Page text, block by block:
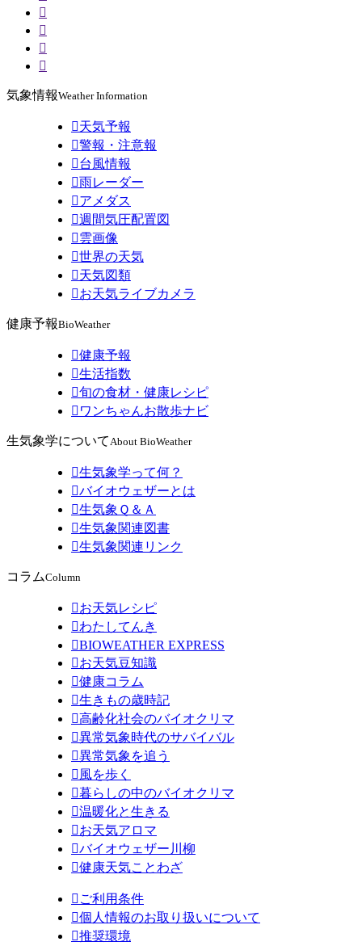




気象情報Weather Information
天気予報
警報・注意報
台風情報
雨レーダー
アメダス
週間気圧配置図
雲画像
世界の天気
天気図類
お天気ライブカメラ
健康予報BioWeather
健康予報
生活指数
旬の食材・健康レシピ
 ワンちゃんお散歩ナビ
生気象学について About BioWeather
生気象学って何？
バイオウェザーとは
生気象Ｑ＆Ａ
生気象関連図書
生気象関連リンク
コラムColumn
お天気レシピ
わたしてんき
BIOWEATHER EXPRESS
お天気豆知識
健康コラム
生きもの歳時記
高齢化社会のバイオクリマ
異常気象時代のサバイバル
異常気象を追う
 風を歩く
暮らしの中のバイオクリマ
温暖化と生きる
お天気アロマ
バイオウェザー川柳
健康天気ことわざ
 ご利用条件
個人情報のお取り扱いについて
推奨環境